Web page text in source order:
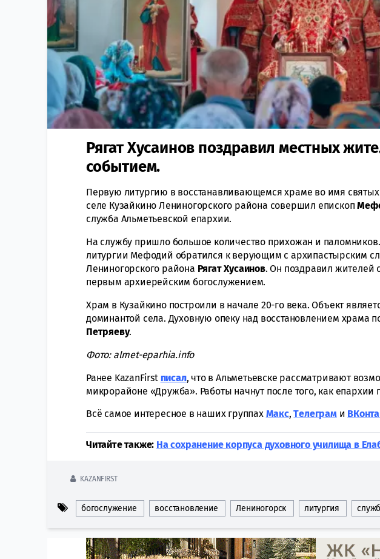
Рягат Хусаинов поздравил местных
событием.
Первую литургию в восстанавливающемся храме во имя
селе Кузайкино Лениногорского района совершил епископ
служба Альметьевской епархии.
На службу пришло большое количество прихожан и
литургии Мефодий обратился к верующим с архипастырским
Лениногорского района Рягат Хусаинов. Он поздравил жителей
первым архиерейским богослужением.
Храм в Кузайкино построили в начале 20-го века. Объект
доминантой села. Духовную опеку над восстановлением храма
Петряеву.
Фото: almet-eparhia.info
Ранее KazanFirst писал, что в Альметьевске рассматривают
микрорайоне «Дружба». Работы начнут после того, как епархии
Всё самое интересное в наших группах Макс,Tелеграми
Читайте также: На сохранение корпуса духовного училища в
KAZANFIRST
богослужение восстановление Лениногорск литургия